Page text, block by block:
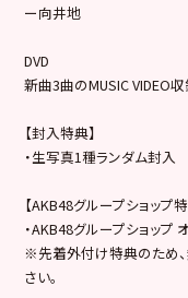
ー向井地
DVD
新曲3曲のMUSIC VIDEO
【封入特典】
・生写真1種ランダム封入
【AKB48グループショッ
・AKB48グループショップ
※先着外付け特典のため、
さい。